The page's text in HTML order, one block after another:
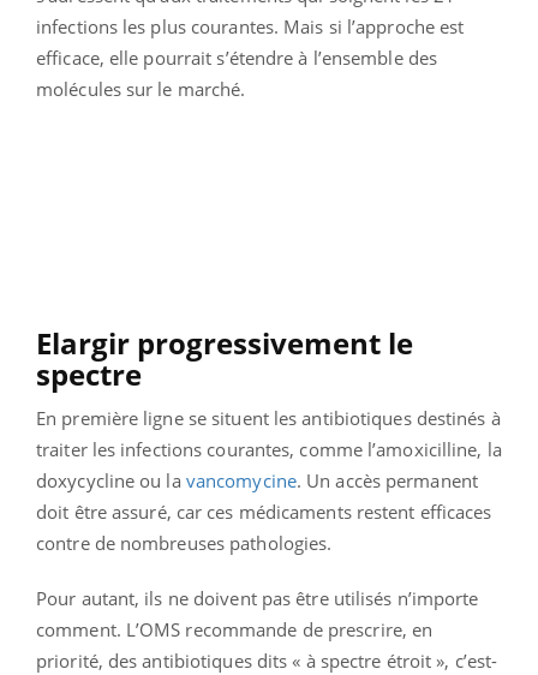
infections les plus courantes. Mais si l’approche est
efficace, elle pourrait s’étendre à l’ensemble des
molécules sur le marché.
Elargir progressivement le
spectre
En première ligne se situent les antibiotiques destinés à
traiter les infections courantes, comme l’amoxicilline, la
doxycycline ou la vancomycine. Un accès permanent
doit être assuré, car ces médicaments restent efficaces
contre de nombreuses pathologies.
Pour autant, ils ne doivent pas être utilisés n’importe
comment. L’OMS recommande de prescrire, en
priorité, des antibiotiques dits « à spectre étroit », c’est-